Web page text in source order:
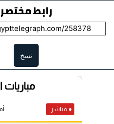
رابط مختصر
نسخ